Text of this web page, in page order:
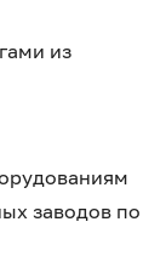
из
заводов по